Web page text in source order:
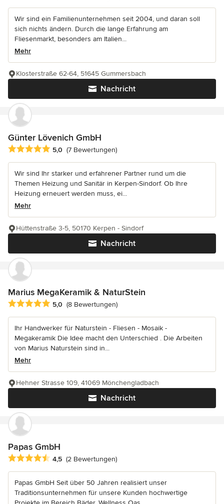
Wir sind ein Familienunternehmen seit 2004, und daran soll
sich nichts ändern. Durch die lange Erfahrung am
Fliesenmarkt, besonders am Italien...
Mehr
Nachricht
Klosterstraße 62-64, 51645 Gummersbach
Günter Lövenich GmbH
Durchschnittliche Bewertung: 5 von 5 Sternen
5,0 (7 Bewertungen)
Wir sind Ihr starker und erfahrener Partner rund um die
Themen Heizung und Sanitär in Kerpen-Sindorf. Ob Ihre
Heizung erneuert werden muss, ei...
Mehr
Nachricht
Hüttenstraße 3-5, 50170 Kerpen - Sindorf
Marius MegaKeramik & NaturStein
Durchschnittliche Bewertung: 5 von 5 Sternen
5,0 (8 Bewertungen)
Ihr Handwerker für Naturstein - Fliesen - Mosaik -
Megakeramik Die Idee macht den Unterschied . Die Arbeiten
von Marius Naturstein sind in...
Mehr
Nachricht
Hehner Strasse 109, 41069 Mönchengladbach
Papas GmbH
Durchschnittliche Bewertung: 4.5 von 5 Sternen
4,5 (2 Bewertungen)
Papas GmbH Seit über 50 Jahren realisiert unser
Traditionsunternehmen für unsere Kunden hochwertige